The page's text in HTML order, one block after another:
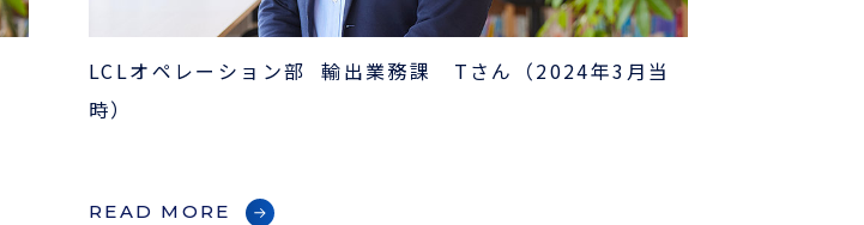
LCLオペレーション部
輸出業務課 Tさん（2024年3月当
時）
READ MORE